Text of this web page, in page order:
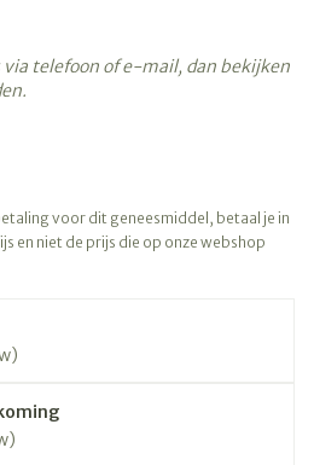
voor dit geneesmiddel, betaal je in
en niet de prijs die op onze webshop
telefoon of e-mail, dan bekijken